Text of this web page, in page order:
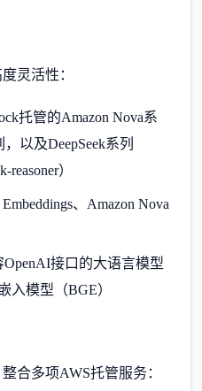
灵活性：
托管的Amazon Nova系
以及DeepSeek系列
reasoner）
、Amazon Nova
接口的大语言模型
入模型（BGE）
整合多项AWS托管服务：